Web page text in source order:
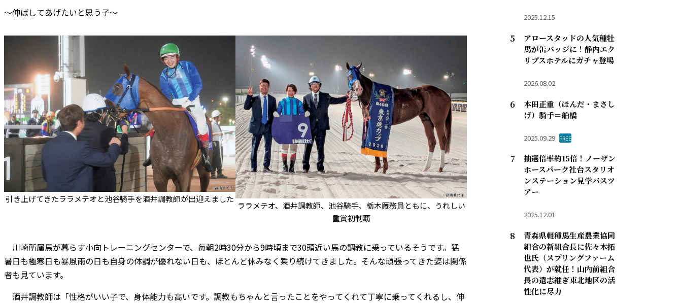
～伸ばしてあげたいと思う子～
引き上げてきたララメテオと池谷騎手を酒井調教師が出迎えました
ララメテオ、酒井調教師、池谷騎手、栃木厩務員ともに、うれしい
重賞初制覇
川崎所属馬が暮らす小向トレーニングセンターで、毎朝2時30分から9時頃まで30頭近い馬の調教に乗っているそうです。猛
暑日も極寒日も暴風雨の日も自身の体調が優れない日も、ほとんど休みなく乗り続けてきました。そんな頑張ってきた姿は関係
者も見ています。
酒井調教師は「性格がいい子で、身体能力も高いです。調教もちゃんと言ったことをやってくれて丁寧に乗ってくれるし、伸
2025.12.15
アロースタッドの人気種牡
馬が缶バッジに！静内エク
リプスホテルにガチャ登場
2026.08.02
本田正重（ほんだ・まさし
げ）騎手＝船橋
2025.09.29 FREE
抽選倍率約15倍！ノーザン
ホースパーク社台スタリオ
ンステーション見学バスツ
アー
2025.12.01
青森県軽種馬生産農業協同
組合の新組合長に佐々木拓
也氏（スプリングファーム
代表）が就任！山内前組合
長の遺志継ぎ東北地区の活
性化に尽力